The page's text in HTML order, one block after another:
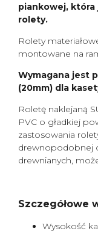
piankowej,
rolety.
Rolety
montowane na
Wymagana jest
(20mm) dla
Roletę naklejaną
PVC o gładkiej
zastosowania
drewnopodobnej
drewnianych,
Szczegółowe
Wysokość